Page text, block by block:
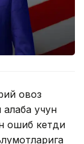
овоз
учун
ошиб кетди